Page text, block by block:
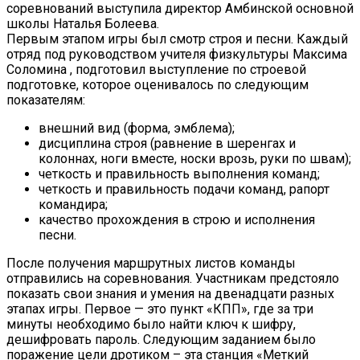
соревнований выступила директор Амбинской основной
школы Наталья Болеева.
Первым этапом игры был смотр строя и песни. Каждый
отряд под руководством учителя физкультуры Максима
Соломина , подготовил выступление по строевой
подготовке, которое оценивалось по следующим
показателям:
внешний вид (форма, эмблема);
дисциплина строя (равнение в шеренгах и
колоннах, ноги вместе, носки врозь, руки по швам);
четкость и правильность выполнения команд;
четкость и правильность подачи команд, рапорт
командира;
качество прохождения в строю и исполнения
песни.
После получения маршрутных листов команды
отправились на соревнования. Участникам предстояло
показать свои знания и умения на двенадцати разных
этапах игры. Первое — это пункт «КПП», где за три
минуты необходимо было найти ключ к шифру,
дешифровать пароль. Следующим заданием было
поражение цели дротиком – эта станция «Меткий